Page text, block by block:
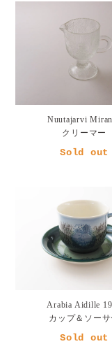
Nuutajarvi
クリーマー
Sold out
Arabia Aidille
カップ＆ソーサ
Sold out